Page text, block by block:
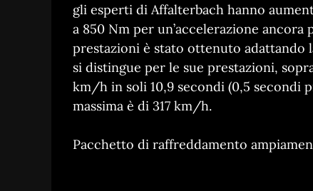
gli esperti di Affalterbach hanno
a 850 Nm per un’accelerazione
prestazioni è stato ottenuto adattando
si distingue per le sue prestazioni,
km/h in soli 10,9 secondi (0,5 secondi
massima è di 317 km/h.
Pacchetto di raffreddamento